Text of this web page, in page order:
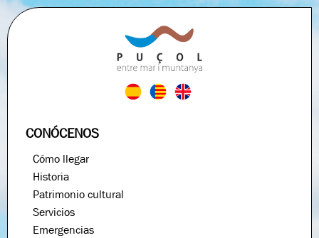
CONÓCENOS
Cómo llegar
Historia
Patrimonio cultural
Servicios
Emergencias